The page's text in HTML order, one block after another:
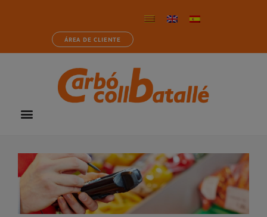
ÁREA DE CLIENTE